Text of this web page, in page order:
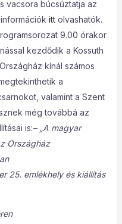
vacsora búcsúztatja az
ittolvashatók.
9.00 órakor
kezdődik a Kossuth
kínál számos
a
valamint a Szent
még továbbá az
is:– „A magyar
Országház
25. emlékhely és kiállítás